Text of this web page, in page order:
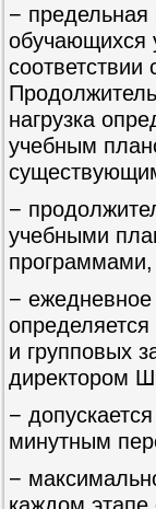
− предельная
обучающихся
нагрузка
учебным
−
учебными
− ежедневное
и групповых
директором
−
минутным
−
каждом этапе